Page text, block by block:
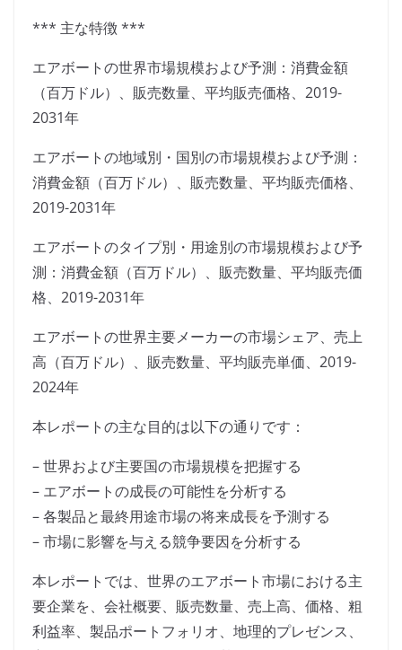
*** 主な特徴 ***
エアボートの世界市場規模および予測：消費金額
（百万ドル）、販売数量、平均販売価格、2019-
2031年
エアボートの地域別・国別の市場規模および予測：
消費金額（百万ドル）、販売数量、平均販売価格、
2019-2031年
エアボートのタイプ別・用途別の市場規模および予
測：消費金額（百万ドル）、販売数量、平均販売価
格、2019-2031年
エアボートの世界主要メーカーの市場シェア、売上
高（百万ドル）、販売数量、平均販売単価、2019-
2024年
本レポートの主な目的は以下の通りです：
– 世界および主要国の市場規模を把握する
– エアボートの成長の可能性を分析する
– 各製品と最終用途市場の将来成長を予測する
– 市場に影響を与える競争要因を分析する
本レポートでは、世界のエアボート市場における主
要企業を、会社概要、販売数量、売上高、価格、粗
利益率、製品ポートフォリオ、地理的プレゼンス、